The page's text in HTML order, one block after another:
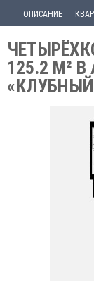
ОПИСАНИЕ
125.2 М²